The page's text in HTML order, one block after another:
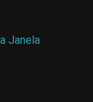
Janela